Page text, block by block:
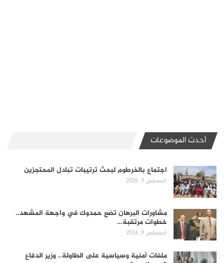
أحدث الموضوعات
اجتماع بالخرطوم لبحث ترتيبات تبادل المحتجزين
أغسطس 9, 2026
مشاورات البرهان تضع حمدوك في واجهة المشهد..
خطوات مرتقبة…
أغسطس 9, 2026
ملفات أمنية وسياسية على الطاولة.. وزير الدفاع